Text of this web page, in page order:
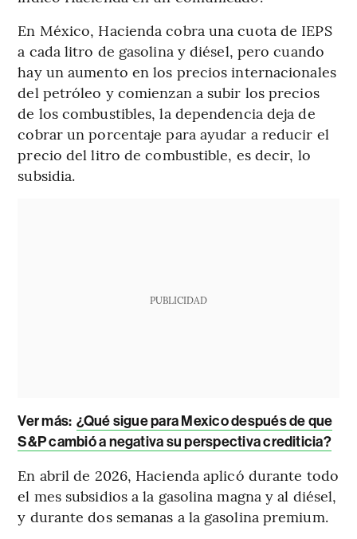
En México, Hacienda cobra una cuota de IEPS
a cada litro de gasolina y diésel, pero cuando
hay un aumento en los precios internacionales
del petróleo y comienzan a subir los precios
de los combustibles, la dependencia deja de
cobrar un porcentaje para ayudar a reducir el
precio del litro de combustible, es decir, lo
subsidia.
PUBLICIDAD
Ver más: ¿Qué sigue para Mexico después de que
S&P cambió a negativa su perspectiva crediticia?
En abril de 2026, Hacienda aplicó durante todo
el mes subsidios a la gasolina magna y al diésel,
y durante dos semanas a la gasolina premium.